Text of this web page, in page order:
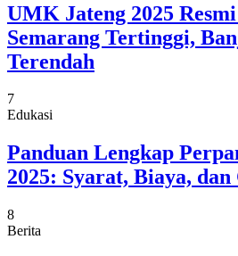
UMK Jateng 2025
Semarang Tertinggi,
Terendah
7
Edukasi
Panduan Lengkap
2025: Syarat, Biaya,
8
Berita